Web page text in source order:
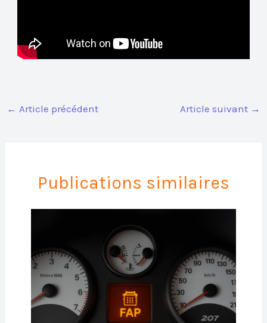
← Article précédent Article suivant →
Publications similaires